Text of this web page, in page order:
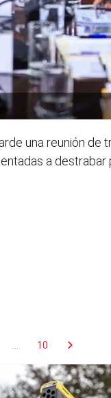
una reunión
a
10 chevron_right